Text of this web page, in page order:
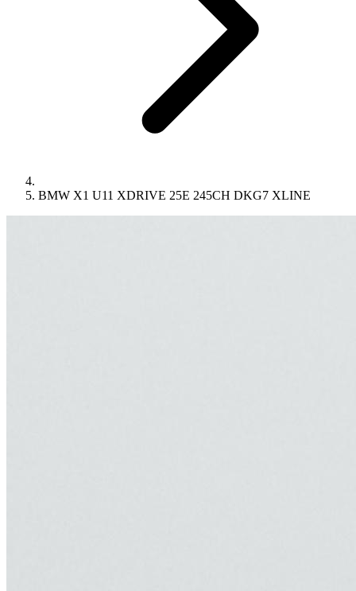
BMW X1 U11 XDRIVE 25E 245CH DKG7 XLINE